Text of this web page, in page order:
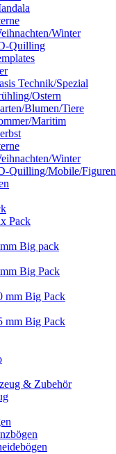
Winter
Quilling
Technik/Spezial
Ostern
Blumen/Tiere
Maritim
Winter
Quilling/Mobile/Figuren
Pack
Big pack
Big Pack
mm Big Pack
mm Big Pack
& Zubehör